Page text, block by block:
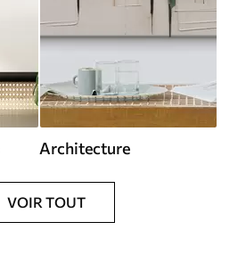
Architecture
VOIR TOUT